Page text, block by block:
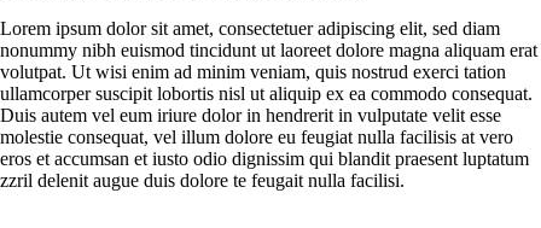
Lorem ipsum dolor sit amet, consectetuer adipiscing elit, sed diam
nonummy nibh euismod tincidunt ut laoreet dolore magna aliquam erat
volutpat. Ut wisi enim ad minim veniam, quis nostrud exerci tation
ullamcorper suscipit lobortis nisl ut aliquip ex ea commodo consequat.
Duis autem vel eum iriure dolor in hendrerit in vulputate velit esse
molestie consequat, vel illum dolore eu feugiat nulla facilisis at vero
eros et accumsan et iusto odio dignissim qui blandit praesent luptatum
zzril delenit augue duis dolore te feugait nulla facilisi.